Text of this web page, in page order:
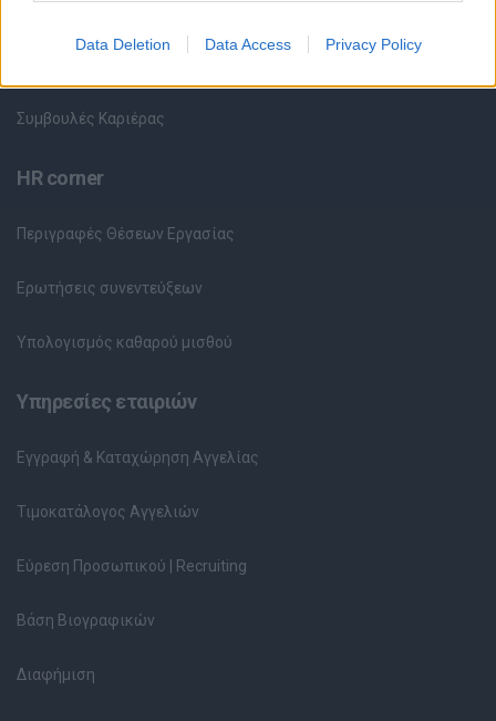
Data Deletion Data Access Privacy Policy
Υπηρεσίες υποψηφίων
Συμβουλές Καριέρας
HR corner
Περιγραφές Θέσεων Εργασίας
Ερωτήσεις συνεντεύξεων
Υπολογισμός καθαρού μισθού
Υπηρεσίες εταιριών
Εγγραφή & Καταχώρηση Αγγελίας
Τιμοκατάλογος Αγγελιών
Εύρεση Προσωπικού | Recruiting
Βάση Βιογραφικών
Διαφήμιση